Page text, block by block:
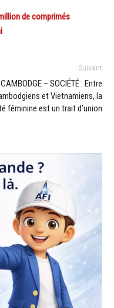
de comprimés
Suivant
CAMBODGE – SOCIÉTÉ : Entre
et Vietnamiens, la
féminine est un trait d’union